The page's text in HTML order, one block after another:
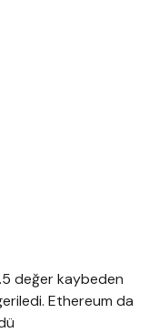
değer kaybeden
Ethereum da